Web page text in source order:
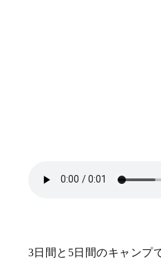
3日間と5日間のキャンプ